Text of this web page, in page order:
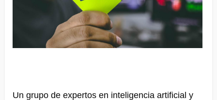
Un grupo de expertos en inteligencia artificial y